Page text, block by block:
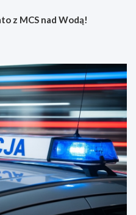
z MCS nad Wodą!